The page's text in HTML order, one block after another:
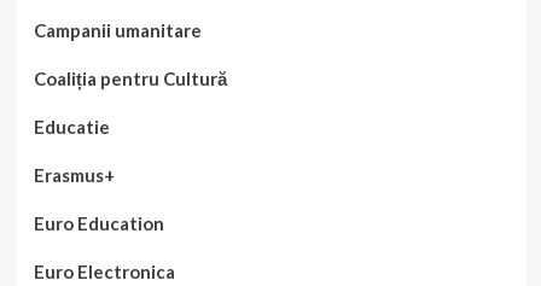
Campanii umanitare
Coaliția pentru Cultură
Educatie
Erasmus+
Euro Education
Euro Electronica